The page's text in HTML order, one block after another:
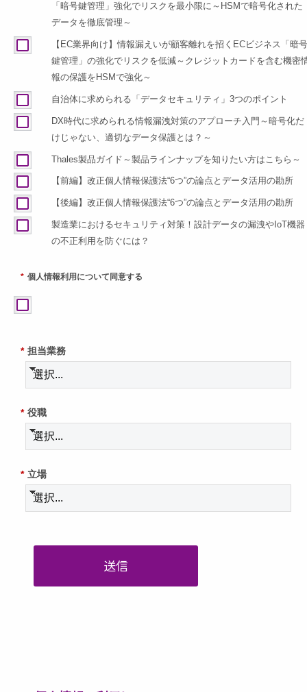
「暗号鍵管理」強化でリスクを最小限に～HSMで暗号化された
データを徹底管理～
【EC業界向け】情報漏えいが顧客離れを招くECビジネス「暗号
鍵管理」の強化でリスクを低減～クレジットカードを含む機密
報の保護をHSMで強化～
自治体に求められる「データセキュリティ」3つのポイント
DX時代に求められる情報漏洩対策のアプローチ入門～暗号化だ
けじゃない、適切なデータ保護とは？～
Thales製品ガイド～製品ラインナップを知りたい方はこちら～
【前編】改正個人情報保護法“6つ”の論点とデータ活用の勘所
【後編】改正個人情報保護法“6つ”の論点とデータ活用の勘所
製造業におけるセキュリティ対策！設計データの漏洩やIoT機器
の不正利用を防ぐには？
* 個人情報利用について同意する
* 担当業務
* 役職
* 立場
送信